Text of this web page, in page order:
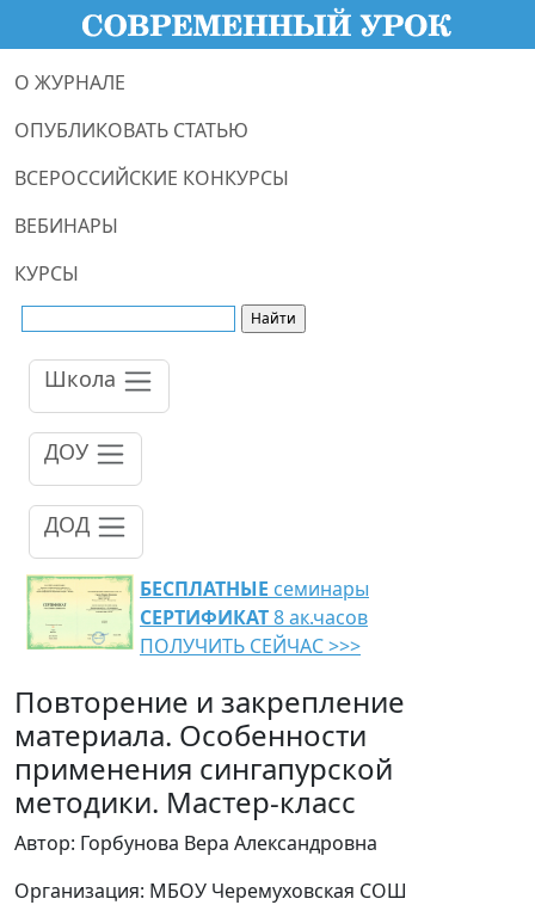
О ЖУРНАЛЕ
ОПУБЛИКОВАТЬ СТАТЬЮ
ВСЕРОССИЙСКИЕ КОНКУРСЫ
ВЕБИНАРЫ
КУРСЫ
Школа
ДОУ
ДОД
БЕСПЛАТНЫЕ семинары
СЕРТИФИКАТ8 ак.часов
ПОЛУЧИТЬ СЕЙЧАС >>>
Повторение и закрепление
материала. Особенности
применения сингапурской
методики. Мастер-класс
Автор: Горбунова Вера Александровна
Организация: МБОУ Черемуховская СОШ